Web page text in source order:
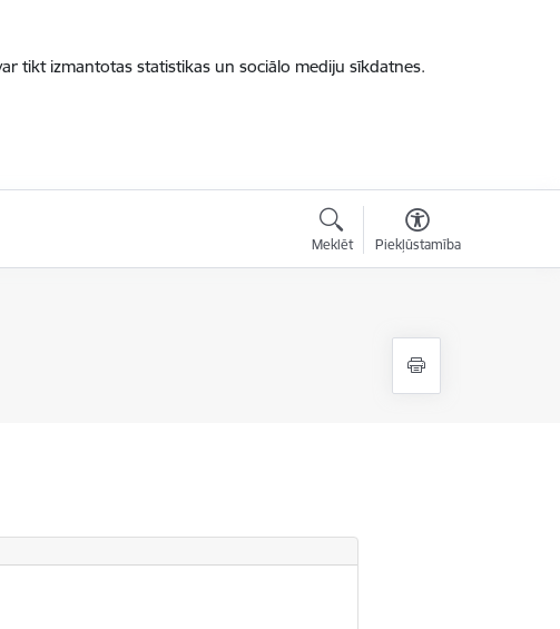
tikt izmantotas statistikas un sociālo mediju sīkdatnes.
Meklēt Piekļūstamība